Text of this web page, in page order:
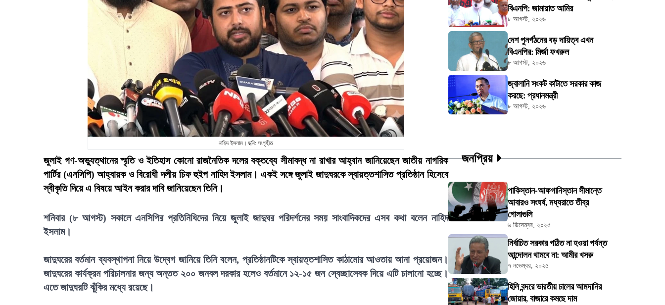
নাহিদ ইসলাম। ছবি: সংগৃহীত
জুলাই গণ-অভ্যুত্থানের স্মৃতি ও ইতিহাস কোনো রাজনৈতিক দলের বক্তব্যে সীমাবদ্ধ না রাখার আহ্বান জানিয়েছেন জাতীয় নাগরিক
পার্টির (এনসিপি) আহ্বায়ক ও বিরোধী দলীয় চিফ হুইপ নাহিদ ইসলাম। একই সঙ্গে জুলাই জাদুঘরকে স্বায়ত্তশাসিত প্রতিষ্ঠান হিসেবে
স্বীকৃতি দিয়ে এ বিষয়ে আইন করার দাবি জানিয়েছেন তিনি।
শনিবার (৮ আগস্ট) সকালে এনসিপির প্রতিনিধিদের নিয়ে জুলাই জাদুঘর পরিদর্শনের সময় সাংবাদিকদের এসব কথা বলেন নাহিদ
ইসলাম।
জাদুঘরের বর্তমান ব্যবস্থাপনা নিয়ে উদ্বেগ জানিয়ে তিনি বলেন, প্রতিষ্ঠানটিকে স্বায়ত্তশাসিত কাঠামোর আওতায় আনা প্রয়োজন।
জাদুঘরের কার্যক্রম পরিচালনার জন্য অন্তত ২০০ জনবল দরকার হলেও বর্তমানে ১২-১৫ জন স্বেচ্ছাসেবক দিয়ে এটি চালানো হচ্ছে।
এতে জাদুঘরটি ঝুঁকির মধ্যে রয়েছে।
বিএনপি: জামায়াত আমির
৮ আগস্ট, ২০২৬
দেশ পুনর্গঠনের বড় দায়িত্ব এখন
বিএনপির: মির্জা ফখরুল
৮ আগস্ট, ২০২৬
জ্বালানি সংকট কাটাতে সরকার কাজ
করছে: প্রধানমন্ত্রী
৮ আগস্ট, ২০২৬
জনপ্রিয়
পাকিস্তান-আফগানিস্তান সীমান্তে
আবারও সংঘর্ষ, মধ্যরাতে তীব্র
গোলাগুলি
৬ ডিসেম্বর, ২০২৫
নির্বাচিত সরকার গঠিত না হওয়া পর্যন্ত
আন্দোলন থামবে না: আমীর খসরু
৭ নভেম্বর, ২০২৫
হিলি বন্দরে ভারতীয় চালের আমদানির
জোয়ার, বাজারে কমছে দাম